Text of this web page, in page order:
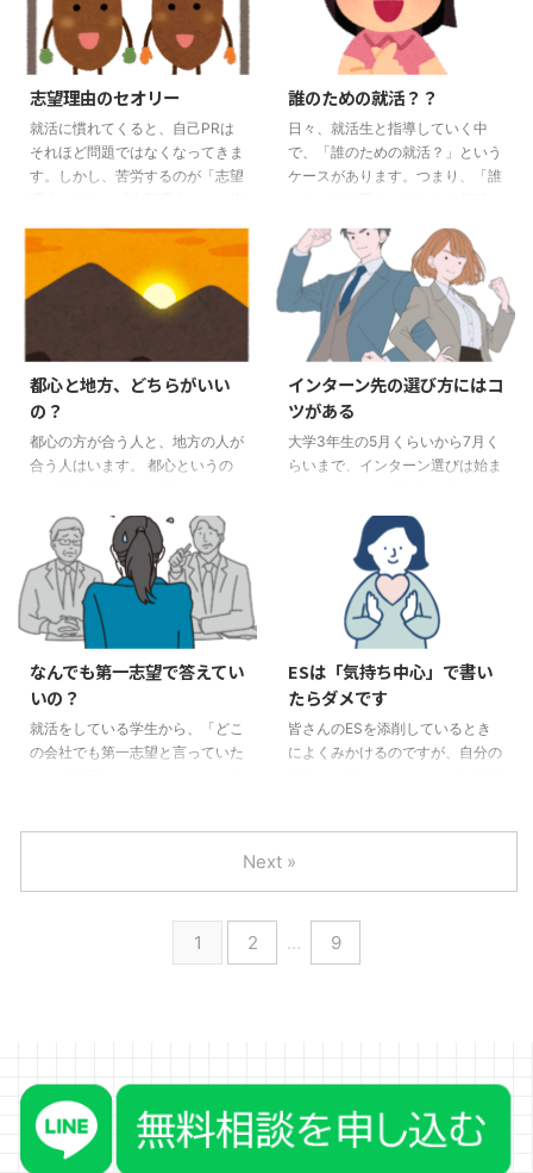
を付けないとならないことは、生
成AIを使って書いたものは、自分
のものになっていない場合は使っ
てはNGだということも知ってい
ると思います。 レポートを書か
せれば、それっぽいものを書いて
くれると思います。しかし、それ
について突っ込まれたとき、どこ
か。 ESを作成する際にAIを”利
用”することは良 ...
望企業の解説書になっている 自
分の進みたい企業の志望理由を書
くべきにも関わらず、その企業の
解説書になっていることが良くあ
ります。 「御社は、〇〇業界に
おいて、No.1のシェアを取り、海
外での売り上げ比率も高いため、
志望いたします。また、〇〇とい
高く・・・」 こういう文章はNG
です。〇〇業界のトップだろ ...
志望理由のセオリー
就活に慣れてくると、自己PRは
それほど問題ではなくなってきま
す。しかし、苦労するのが「志望
つのコツをお伝えします。 セオ
リー１ 同業他社との違いを説明
できること どんな会社や組織で
あっても、同業他社というのは存
調べて、その違いの中で、自分は
ここが気に入っている、というこ
とを話すようにします。 偉い人
が面接に出てくると、割と聞かれ
る質問の一つに、 「⚪︎⚪︎社とウチ
誰のための就活？？
日々、就活生と指導していく中
で、「誰のための就活？」という
ケースがあります。つまり、「誰
いうことです。 これは、受験な
どでも時々起きるのですが、「誰
かのために」と頑張るのは、一
見、「素晴らしいこと」というよ
うに見られるかもしれません。
はっきり言いますが、それは間違
っています。 「人のため」と、
「自分のため」が完全に重なって
いるのであればなにも問題はあり
ません。「自分のため」というの
都心と地方、どちらがいい
の？
都心の方が合う人と、地方の人が
合う人はいます。 都心というの
なく、新宿から30分～1時間圏内
というところです。あと、名古屋
や大阪、京都の人口密集地も都心
と同じ感じでとらえてもいいと思
います。 地方都市というのは、
それ以外の街とします。 定義は
こではざっくり、都心に就職した
場合と、地方で就職した場合でど
のように違うかについてお伝えし
ます。 都心の人は都心に、地方
インターン先の選び方にはコ
ツがある
大学3年生の5月くらいから7月く
らいまで、インターン選びは始ま
だ、自分がどこに行きたいのかな
ど難しいことが多いです。せいぜ
い、知っていても自分の親の仕事
や、親戚やバイトやサークルの先
輩たちからの断片的な情報しかな
いことが多いからです。 自分の
たく見えていない場合と2パター
ンでそれぞれどうすればいいのか
お伝えします。夏だけでなく、秋
冬インターンもあります。 自分
なんでも第一志望で答えてい
いの？
就活をしている学生から、「どこ
の会社でも第一志望と言っていた
が、「第一志望」と答えたから落
とされることはありません。 た
だ、「第一志望です」という理由
が言えなければ落とされる、とい
でしょう。 大体、落とされる学
生は少し話せばわかります。圧倒
的 ...
ESは「気持ち中心」で書い
たらダメです
皆さんのESを添削しているとき
によくみかけるのですが、自分の
分の書いた文章を見てもらえない
でしょうか。 どうですか？自分
の「気持ち」をたくさん書いてい
ませんか？「考え方」を書くこと
はいいのですが、どう思ったかの
も、どういうときにどうして感動
したかを書くのであって、聞いて
い ...
1 2 … 9
Next »